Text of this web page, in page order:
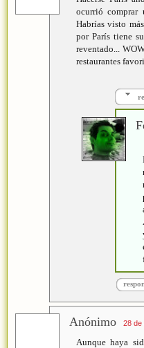
ocurrió comprar
Habrías visto
por París tiene
reventado...
restaurantes
Anónimo 28 de
Aunque haya